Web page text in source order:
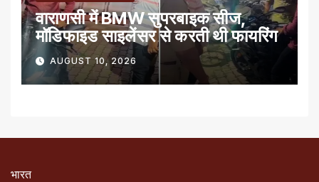
वाराणसी में BMW सुपरबाइक सीज,
मॉडिफाइड साइलेंसर से करती थी फायरिंग
AUGUST 10, 2026
भारत